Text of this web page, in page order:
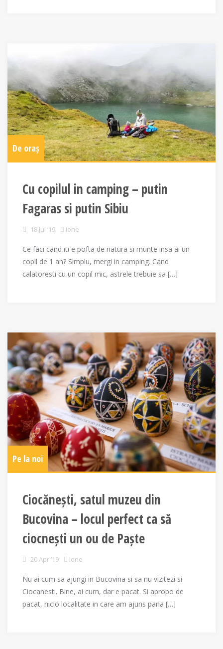
De oraș
Cu copilul in camping – putin
Fagaras si putin Sibiu
18 Jul ’19 Ione
Ce faci cand iti e pofta de natura si munte insa ai un
copil de 1 an? Simplu, mergi in camping. Cand
calatoresti cu un copil mic, astrele trebuie sa […]
Pe la noi
Ciocănești, satul muzeu din
Bucovina – locul perfect ca să
ciocnești un ou de Paște
20 Apr ’19 Ione
Nu ai cum sa ajungi in Bucovina si sa nu vizitezi si
Ciocanesti. Bine, ai cum, dar e pacat. Si apropo de
pacat, nicio localitate in care am ajuns pana […]